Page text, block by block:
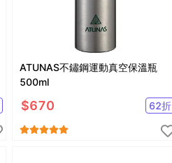
ATUNAS不鏽鋼運動真空保溫瓶
500ml
$670 62折